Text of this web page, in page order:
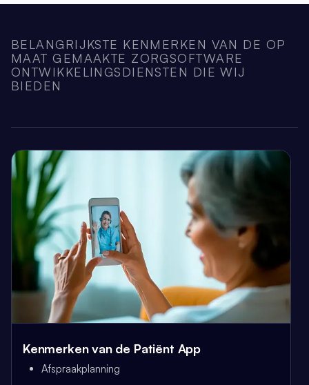
BELANGRIJKSTE KENMERKEN VAN DE OP
MAAT GEMAAKTE ZORGSOFTWARE
ONTWIKKELINGSDIENSTEN DIE WIJ
BIEDEN
Kenmerken van de Patiënt App
Afspraakplanning